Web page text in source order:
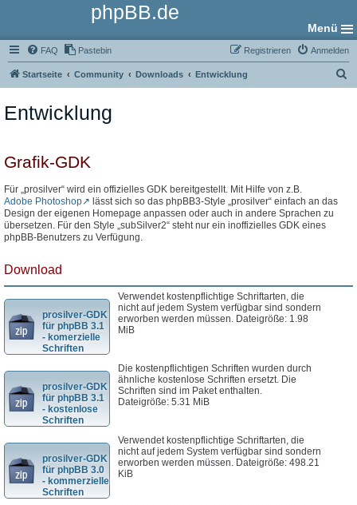
phpBB.de
Menü
FAQ Pastebin Anmelden
Registrieren
Startseite Community Downloads Entwicklung
Entwicklung
Grafik-GDK
Für „prosilver“ wird ein offizielles GDK bereitgestellt. Mit Hilfe von z.B.
Adobe Photoshop
lässt sich so das phpBB3-Style „prosilver“ einfach an das
Design der eigenen Homepage anpassen oder auch in andere Sprachen zu
übersetzen. Für den Style „subSilver2“ steht nur ein inoffizielles GDK eines
phpBB-Benutzers zu Verfügung.
Download
prosilver-GDK
für phpBB 3.1
- komerzielle
Schriften
Verwendet kostenpflichtige Schriftarten, die
nicht auf jedem System verfügbar sind sondern
erworben werden müssen. Dateigröße: 1.98
MiB
prosilver-GDK
für phpBB 3.1
- kostenlose
Schriften
Die kostenpflichtigen Schriften wurden durch
ähnliche kostenlose Schriften ersetzt. Die
Schriften sind im Paket enthalten.
Dateigröße: 5.31 MiB
prosilver-GDK
für phpBB 3.0
- kommerzielle
Schriften
Verwendet kostenpflichtige Schriftarten, die
nicht auf jedem System verfügbar sind sondern
erworben werden müssen. Dateigröße: 498.21
KiB